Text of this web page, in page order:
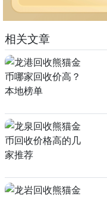
相关文章